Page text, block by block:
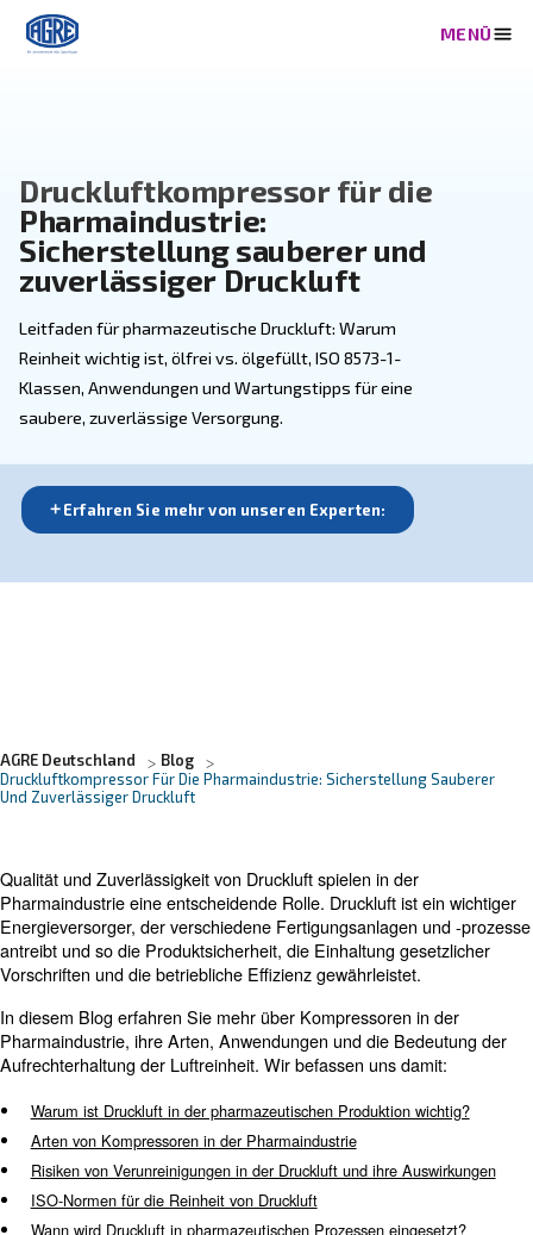
Druckluftkompressor für
Pharmaindustrie:
Sicherstellung sauberer und
zuverlässiger Druckluft
Leitfaden für pharmazeutische Druckluft: Warum
Klassen, Anwendungen und Wartungstipps für eine
saubere, zuverlässige Versorgung.
AGRE Deutschland
Blog
Druckluftkompressor Für Die Pharmaindustrie:
Qualität und Zuverlässigkeit von Druckluft spielen in der
Pharmaindustrie eine entscheidende Rolle. Druckluft ist
Energieversorger, der verschiedene
antreibt und so die Produktsicherheit, die Einhaltung
Vorschriften und die betriebliche Effizienz gewährleistet.